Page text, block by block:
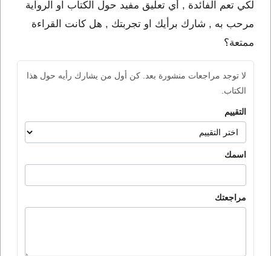
لكي تعم الفائدة , أي تعليق مفيد حول الكتاب او الرواية
مرحب به , شارك برأيك او تجربتك , هل كانت القراءة
ممتعة؟
لا توجد مراجعات منشورة بعد. كن أول من يشارك رأيه حول هذا
الكتاب.
التقييم
اسمك
مراجعتك